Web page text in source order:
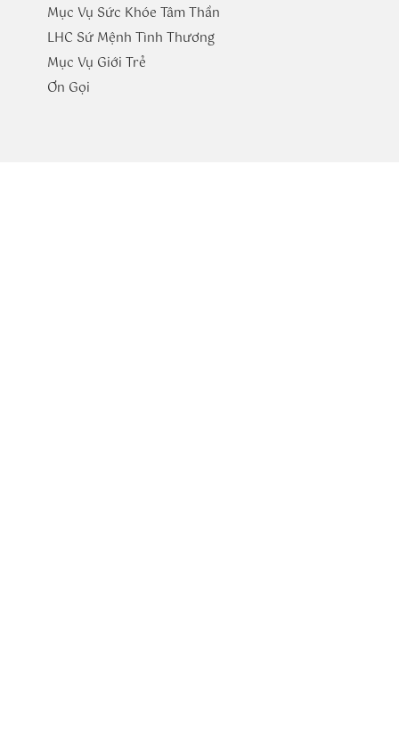
Mục Vụ Sức Khóe Tâm Thần
LHC Sứ Mệnh Tình Thương
Mục Vụ Giới Trẻ
​Ơn Gọi